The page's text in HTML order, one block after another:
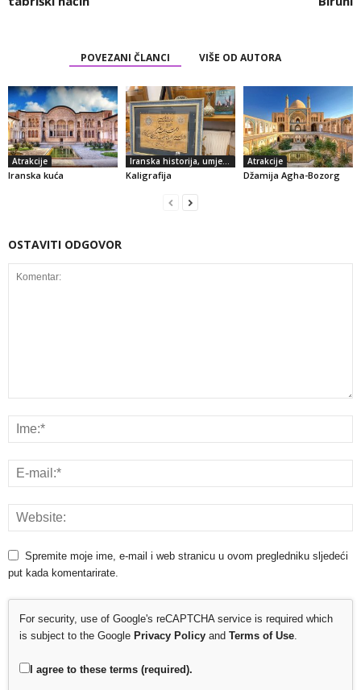
POVEZANI ČLANCI VIŠE OD AUTORA
Atrakcije
Iranska kuća
Iranska historija, umjetnost i kultura
Kaligrafija
Atrakcije
Džamija Agha-Bozorg
OSTAVITI ODGOVOR
Spremite moje ime, e-mail i web stranicu u ovom pregledniku sljedeći
put kada komentarirate.
For security, use of Google's reCAPTCHA service is required which
is subject to the Google Privacy Policy and Terms of Use.
I agree to these terms (required).